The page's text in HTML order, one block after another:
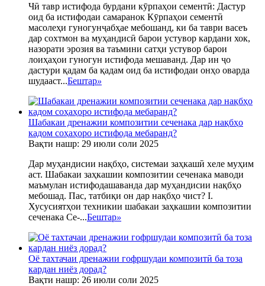
Чӣ тавр истифода бурдани кӯрпаҳои сементӣ: Дастур
оид ба истифодаи самаранок Кӯрпаҳои сементӣ
масолеҳи гуногунҷабҳае мебошанд, ки ба таври васеъ
дар сохтмон ва муҳандисӣ барои устувор кардани хок,
назорати эрозия ва таъмини сатҳи устувор барои
лоиҳаҳои гуногун истифода мешаванд. Дар ин ҷо
дастури қадам ба қадам оид ба истифодаи онҳо оварда
шудааст...Бештар»
Шабакаи дренажии композитии сеченака дар нақбҳо
кадом соҳаҳоро истифода мебаранд?
Вақти нашр: 29 июли соли 2025
Дар муҳандисии нақбҳо, системаи заҳкашӣ хеле муҳим
аст. Шабакаи заҳкашии композитии сеченака маводи
маъмулан истифодашаванда дар муҳандисии нақбҳо
мебошад. Пас, татбиқи он дар нақбҳо чист? I.
Хусусиятҳои техникии шабакаи заҳкашии композитии
сеченака Се-...Бештар»
Оё тахтачаи дренажии гофршудаи композитӣ ба тоза
кардан ниёз дорад?
Вақти нашр: 26 июли соли 2025